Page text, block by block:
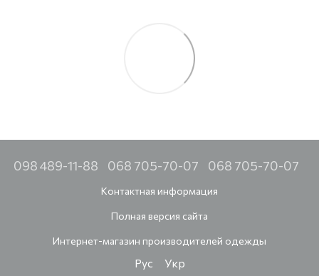
098 489-11-88 068 705-70-07 068 705-70-07
Контактная информация
Полная версия сайта
Интернет-магазин производителей одежды
Рус Укр